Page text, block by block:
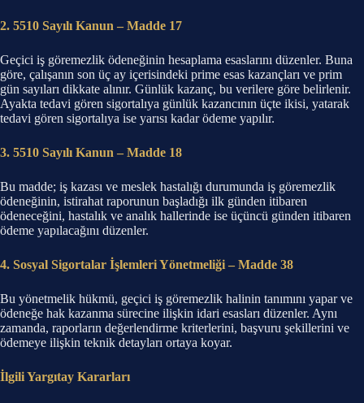
2. 5510 Sayılı Kanun – Madde 17
Geçici iş göremezlik ödeneğinin hesaplama esaslarını düzenler. Buna
göre, çalışanın son üç ay içerisindeki prime esas kazançları ve prim
gün sayıları dikkate alınır. Günlük kazanç, bu verilere göre belirlenir.
Ayakta tedavi gören sigortalıya günlük kazancının üçte ikisi, yatarak
tedavi gören sigortalıya ise yarısı kadar ödeme yapılır.
3. 5510 Sayılı Kanun – Madde 18
Bu madde; iş kazası ve meslek hastalığı durumunda iş göremezlik
ödeneğinin, istirahat raporunun başladığı ilk günden itibaren
ödeneceğini, hastalık ve analık hallerinde ise üçüncü günden itibaren
ödeme yapılacağını düzenler.
4. Sosyal Sigortalar İşlemleri Yönetmeliği – Madde 38
Bu yönetmelik hükmü, geçici iş göremezlik halinin tanımını yapar ve
ödeneğe hak kazanma sürecine ilişkin idari esasları düzenler. Aynı
zamanda, raporların değerlendirme kriterlerini, başvuru şekillerini ve
ödemeye ilişkin teknik detayları ortaya koyar.
İlgili Yargıtay Kararları